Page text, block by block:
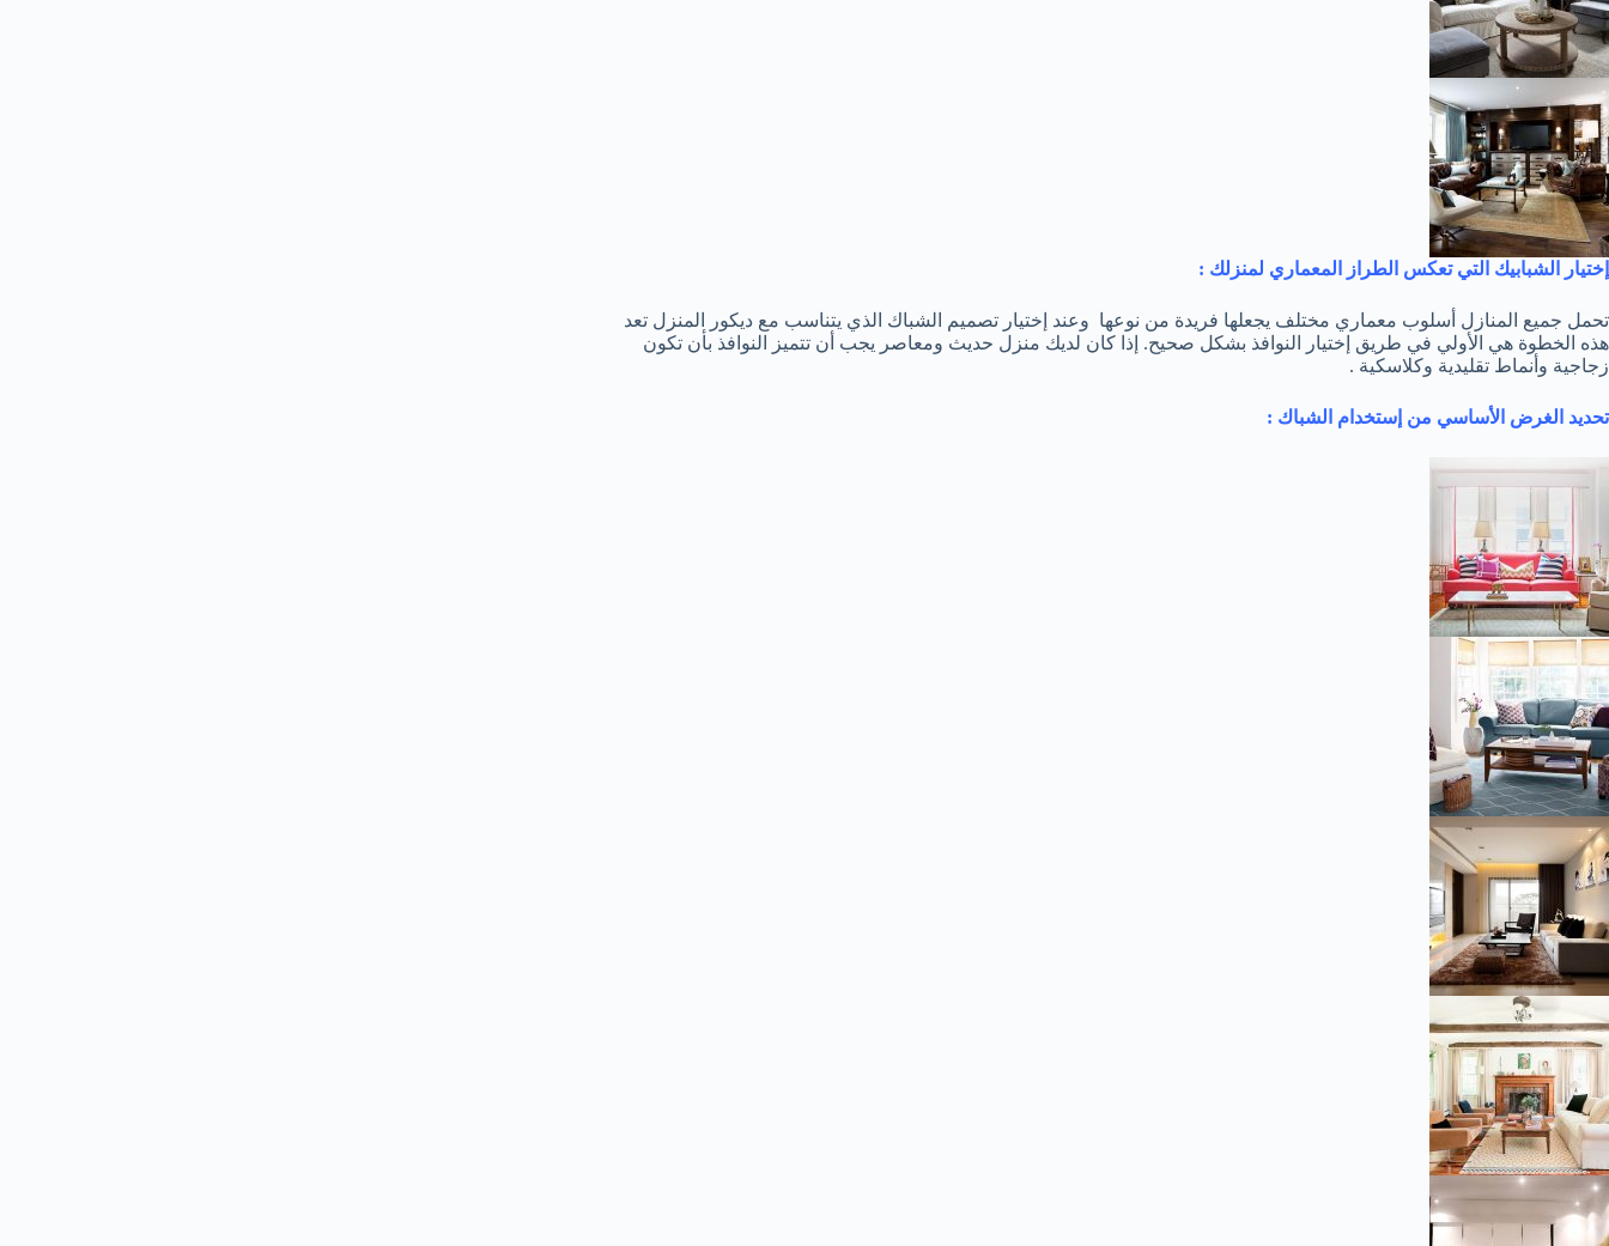
إختيار الشبابيك التي تعكس الطراز المعماري لمنزلك :
تحمل جميع المنازل أسلوب معماري مختلف يجعلها فريدة من نوعها وعند إختيار تصميم الشباك الذي يتناسب مع ديكور المنزل تعد
هذه الخطوة هي الأولي في طريق إختيار النوافذ بشكل صحيح. إذا كان لديك منزل حديث ومعاصر يجب أن تتميز النوافذ بأن تكون
زجاجية وأنماط تقليدية وكلاسكية .
تحديد الغرض الأساسي من إستخدام الشباك :